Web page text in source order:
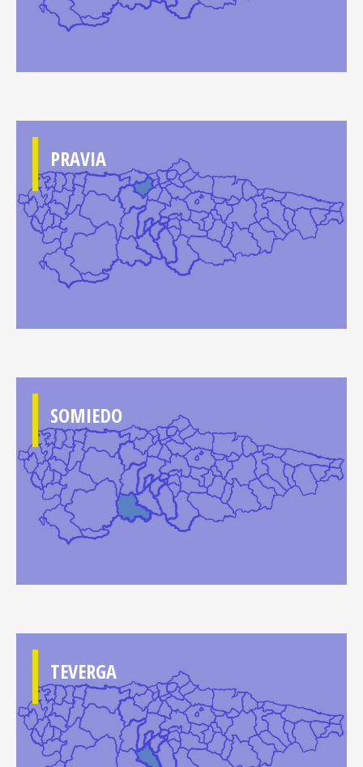
PRAVIA
SOMIEDO
TEVERGA